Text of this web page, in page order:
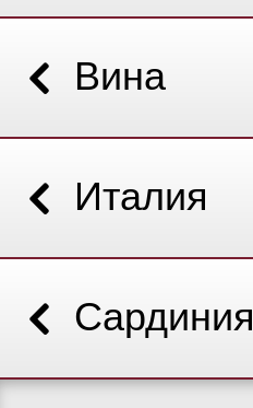
Вина
Италия
Сардиния